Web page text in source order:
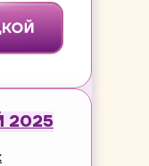
2025